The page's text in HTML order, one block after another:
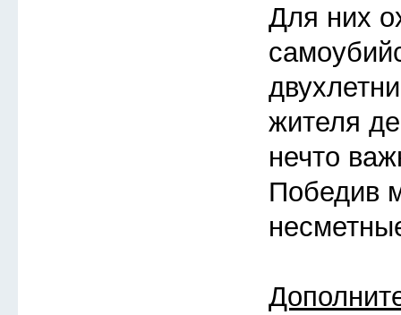
Для них
жителя
нечто
Победив